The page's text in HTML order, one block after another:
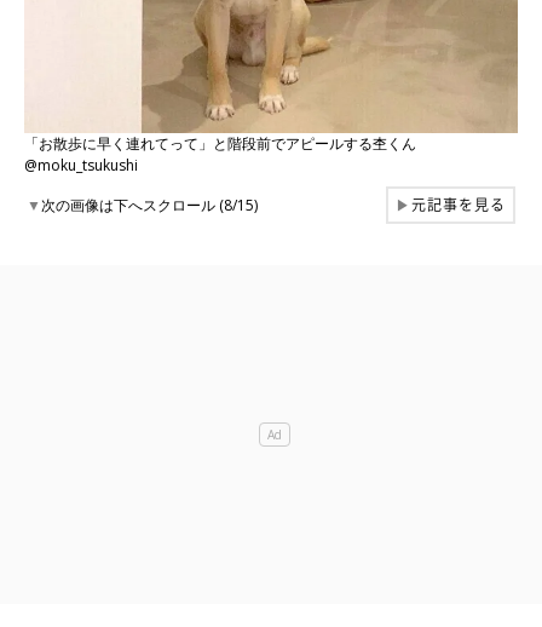
「お散歩に早く連れてって」と階段前でアピールする杢くん
@moku_tsukushi
▼次の画像は下へスクロール (8/15) ▶元記事を見る